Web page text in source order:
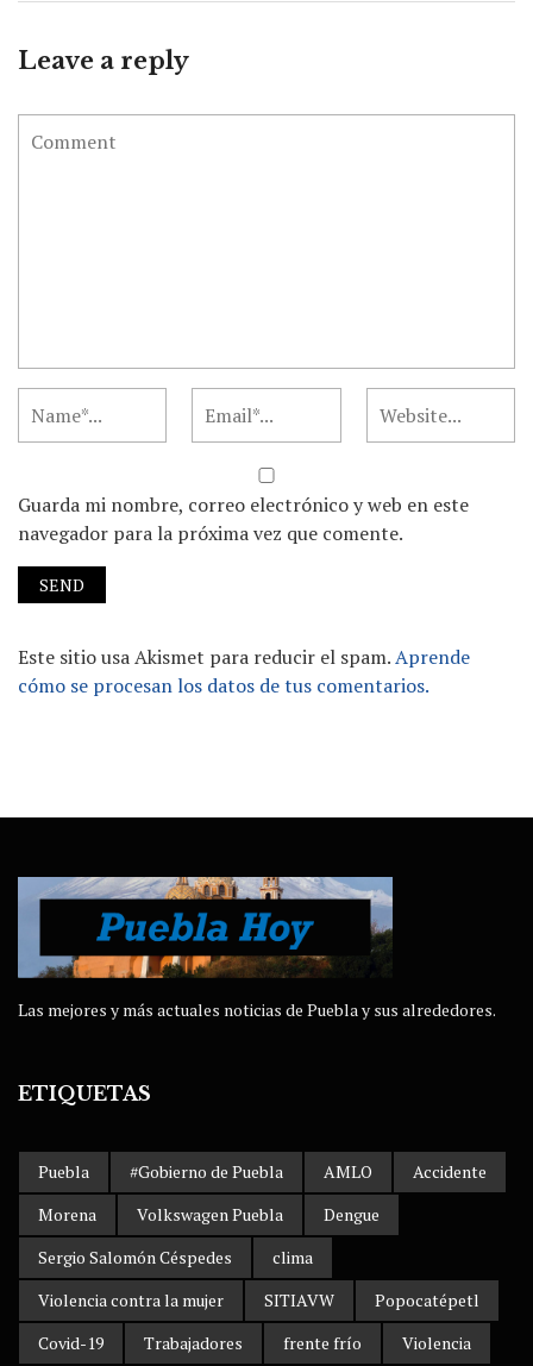
Leave a reply
Guarda mi nombre, correo electrónico y web en este
navegador para la próxima vez que comente.
Este sitio usa Akismet para reducir el spam.Aprende
cómo se procesan los datos de tus comentarios.
Las mejores y más actuales noticias de Puebla y sus alrededores.
ETIQUETAS
Puebla #Gobierno de Puebla AMLO
Accidente
Morena
Volkswagen Puebla
Dengue
Sergio Salomón Céspedes
clima
Violencia contra la mujer
SITIAVW
Popocatépetl
Covid-19
Trabajadores frente frío Violencia